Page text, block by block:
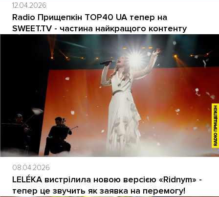
12.04.2026
Radio Прищепкін TOP40 UA тепер на
SWEET.TV - частина найкращого контенту
08.04.2026
LELÉKA вистрілила новою версією «Ridnym» -
тепер це звучить як заявка на перемогу!